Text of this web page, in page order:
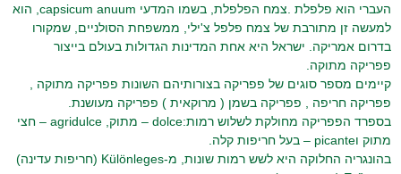
העברי הוא פלפלת .צמח הפלפלת, בשמו המדעי capsicum anuum, הוא
למעשה זן מתורבת של צמח פלפל צ'ילי, ממשפחת הסולניים, שמקורו
בדרום אמריקה. ישראל היא אחת המדינות הגדולות בעולם בייצור
פפריקה מתוקה.
קיימים מספר סוגים של פפריקה בצורותיהם השונות פפריקה מתוקה ,
פפריקה חריפה , פפריקה בשמן ( מרוקאית ) פפריקה מעושנת.
בספרד הפפריקה מחולקת לשלוש רמות:dolce – מתוק, agridulce – חצי
מתוק וpicante – בעל חריפות קלה.
בהונגריה החלוקה היא לשש רמות שונות, מ-Különleges (חריפות עדינה)